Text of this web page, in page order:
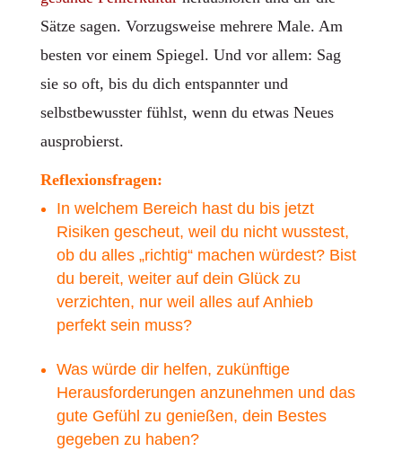
Sätze sagen. Vorzugsweise mehrere Male. Am
besten vor einem Spiegel. Und vor allem: Sag
sie so oft, bis du dich entspannter und
selbstbewusster fühlst, wenn du etwas Neues
ausprobierst.
Reflexionsfragen:
In welchem Bereich hast du bis jetzt
Risiken gescheut, weil du nicht wusstest,
ob du alles „richtig“ machen würdest? Bist
du bereit, weiter auf dein Glück zu
verzichten, nur weil alles auf Anhieb
perfekt sein muss?
Was würde dir helfen, zukünftige
Herausforderungen anzunehmen und das
gute Gefühl zu genießen, dein Bestes
gegeben zu haben?